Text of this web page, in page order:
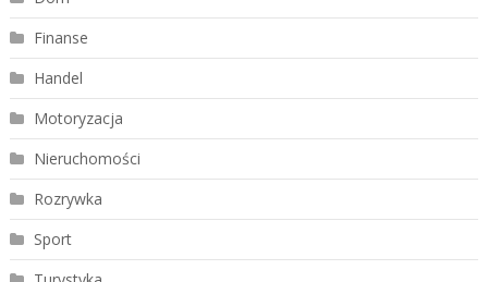
Finanse
Handel
Motoryzacja
Nieruchomości
Rozrywka
Sport